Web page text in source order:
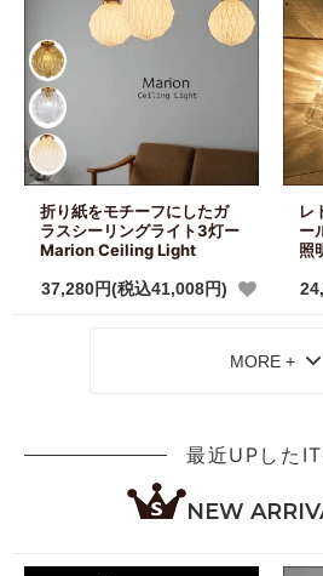
折り紙をモチーフにしたガ
ラスシーリングライト3灯ー
Marion Ceiling Light
37,280円(税込41,008円)
レ
ー
照
MORE +
最近UPした
NEW